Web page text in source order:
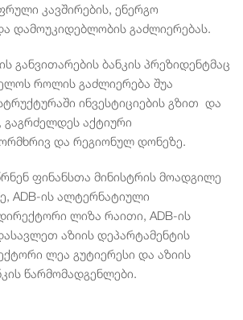
კავშირების, ენერგო
დამოუკიდებლობის გაძლიერებას.
განვითარების ბანკის პრეზიდენტმაც
როლის გაძლიერება შუა
ინვესტიციების გზით და
გაგრძელდეს აქტიური
და რეგიონულ დონეზე.
ფინანსთა მინისტრის მოადგილე
ADB-ის ალტერნატიული
ლიზა რაითი, ADB-ის
აზიის დეპარტამენტის
ლეა გუტიერესი და აზიის
წარმომადგენლები.